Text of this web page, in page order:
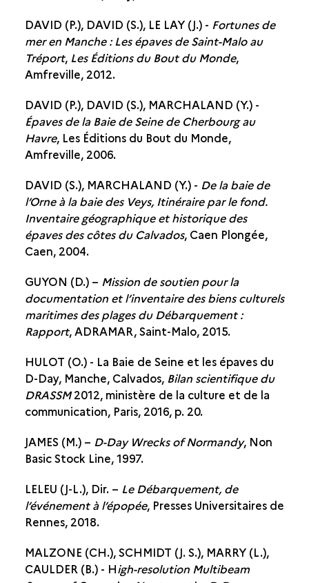
DAVID (P.), DAVID (S.), LE LAY (J.) - Fortunes de
mer en Manche : Les épaves de Saint-Malo au
Tréport, Les Éditions du Bout du Monde,
Amfreville, 2012.
DAVID (P.), DAVID (S.), MARCHALAND (Y.) -
Épaves de la Baie de Seine de Cherbourg au
Havre, Les Éditions du Bout du Monde,
Amfreville, 2006.
DAVID (S.), MARCHALAND (Y.) - De la baie de
l’Orne à la baie des Veys, Itinéraire par le fond.
Inventaire géographique et historique des
épaves des côtes du Calvados, Caen Plongée,
Caen, 2004.
GUYON (D.) – Mission de soutien pour la
documentation et l’inventaire des biens culturels
maritimes des plages du Débarquement :
Rapport, ADRAMAR, Saint-Malo, 2015.
HULOT (O.) - La Baie de Seine et les épaves du
D-Day, Manche, Calvados,Bilan scientifique du
DRASSM2012, ministère de la culture et de la
communication, Paris, 2016, p. 20.
JAMES (M.) – D-Day Wrecks of Normandy, Non
Basic Stock Line, 1997.
LELEU (J-L.), Dir. – Le Débarquement, de
l’événement à l’épopée, Presses Universitaires de
Rennes, 2018.
MALZONE (CH.), SCHMIDT (J. S.), MARRY (L.),
CAULDER (B.) - High-resolution Multibeam